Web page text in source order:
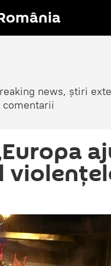
news, știri
comentarii